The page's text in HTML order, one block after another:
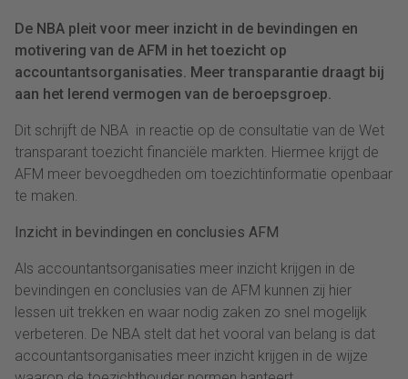
De NBA pleit voor meer inzicht in de bevindingen en
motivering van de AFM in het toezicht op
accountantsorganisaties. Meer transparantie draagt bij
aan het lerend vermogen van de beroepsgroep.
Dit schrijft de NBA in reactie op de consultatie van de Wet
transparant toezicht financiële markten. Hiermee krijgt de
AFM meer bevoegdheden om toezichtinformatie openbaar
te maken.
Inzicht in bevindingen en conclusies AFM
Als accountantsorganisaties meer inzicht krijgen in de
bevindingen en conclusies van de AFM kunnen zij hier
lessen uit trekken en waar nodig zaken zo snel mogelijk
verbeteren. De NBA stelt dat het vooral van belang is dat
accountantsorganisaties meer inzicht krijgen in de wijze